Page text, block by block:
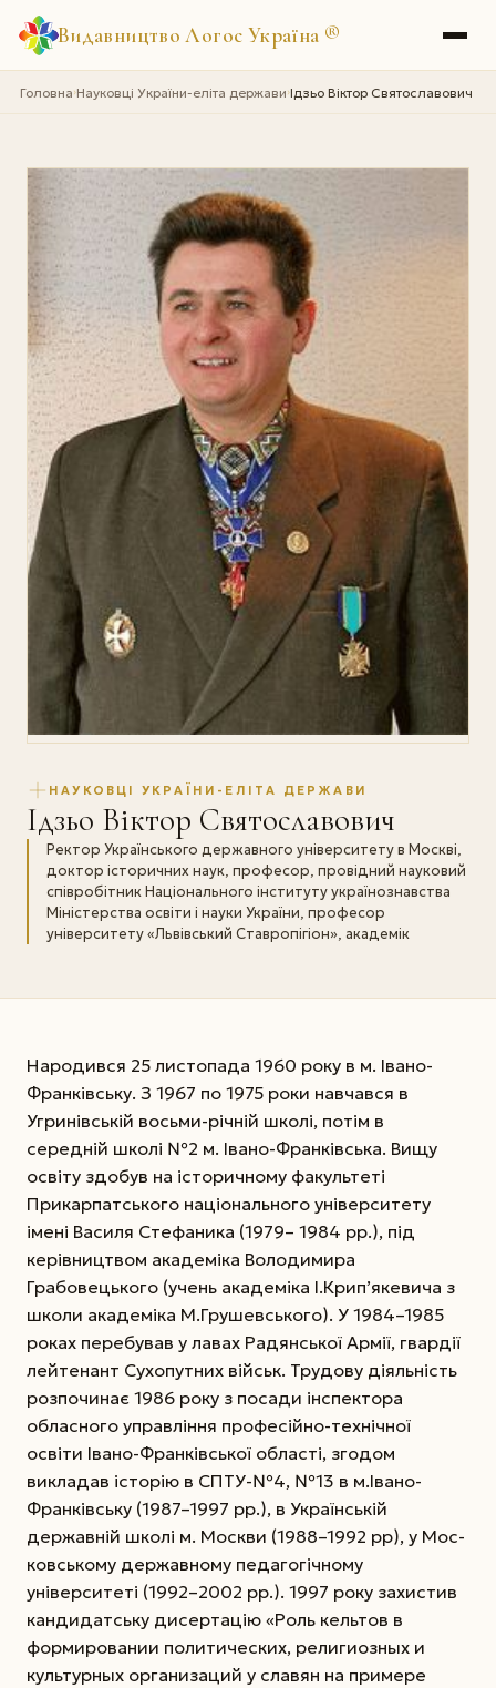
Видавництво Логос Україна ®
Головна›Науковці України-еліта держави›Iдзьо Віктор Святославович
НАУКОВЦІ УКРАЇНИ-ЕЛІТА ДЕРЖАВИ
Iдзьо Віктор Святославович
Ректор Українського державного університету в Москві,
доктор історичних наук, професор, провідний науковий
співробітник Національного інституту українознавства
Міністерства освіти і науки України, професор
університету «Львівський Ставропігіон», академік
Народився 25 листопада 1960 року в м. Івано-
Франківську. З 1967 по 1975 роки навчався в
Угринівській восьми-річній школі, потім в
середній школі №2 м. Івано-Франківська. Вищу
освіту здобув на історичному факультеті
Прикарпатського національного університету
імені Василя Стефаника (1979– 1984 рр.), під
керівництвом академіка Володимира
Грабовецького (учень академіка І.Крип’якевича з
школи академіка М.Грушевського). У 1984–1985
роках перебував у лавах Радян­ської Армії, гвардії
лейтенант Сухопутних військ. Трудову діяльність
розпочинає 1986 року з посади інспектора
обласного управління професійно-технічної
освіти Івано-Франківської області, згодом
викладав історію в СПТУ-№4, №13 в м.Івано-
Франківську (1987–1997 рр.), в Українській
державній школі м. Москви (1988–1992 рр), у Мос­
ковському державному педагогічному
університеті (1992–2002 рр.). 1997 року захистив
кандидатську дисертацію «Роль кельтов в
формировании политических, религиозных и
культурных организаций у славян на примере